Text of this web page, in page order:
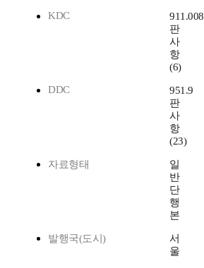
KDC
911.008
판
사
항
(6)
DDC
951.9
판
사
항
(23)
자료형태
일
반
단
행
본
발행국(도시)
서
울